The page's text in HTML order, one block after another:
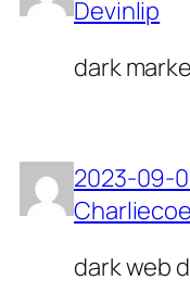
Devinlip
dark
2023-09-
dark web